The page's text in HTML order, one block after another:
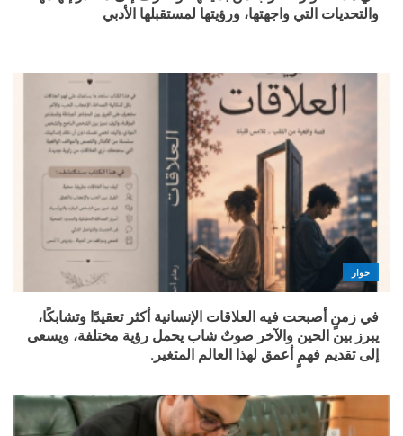
والتحديات التي واجهتها، ورؤيتها لمستقبلها الأدبي
حوار
في زمنٍ أصبحت فيه العلاقات الإنسانية أكثر تعقيدًا وتشابكًا،
يبرز بين الحين والآخر صوتٌ شاب يحمل رؤية مختلفة، ويسعى
إلى تقديم فهمٍ أعمق لهذا العالم المتغير.